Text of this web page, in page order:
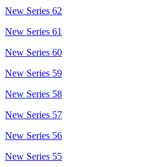
New Series 62
New Series 61
New Series 60
New Series 59
New Series 58
New Series 57
New Series 56
New Series 55